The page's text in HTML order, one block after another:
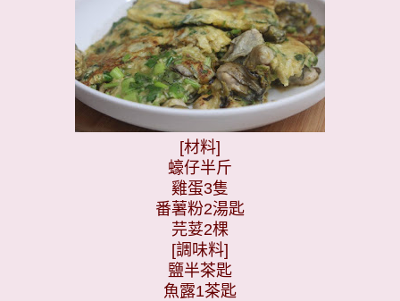
[材料]
蠔仔半斤
雞蛋3隻
番薯粉2湯匙
芫荽2棵
[調味料]
鹽半茶匙
魚露1茶匙